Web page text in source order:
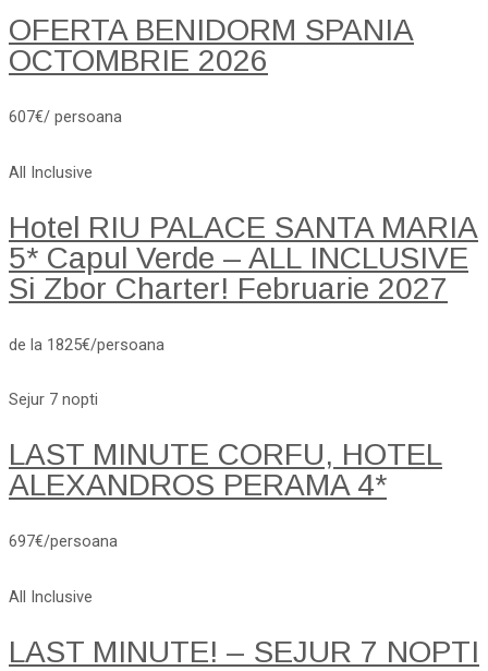
OFERTA BENIDORM SPANIA
OCTOMBRIE 2026
607€/ persoana
All Inclusive
Hotel RIU PALACE SANTA MARIA
5* Capul Verde – ALL INCLUSIVE
Si Zbor Charter! Februarie 2027
de la 1825€/persoana
Sejur 7 nopti
LAST MINUTE CORFU, HOTEL
ALEXANDROS PERAMA 4*
697€/persoana
All Inclusive
LAST MINUTE! – SEJUR 7 NOPTI